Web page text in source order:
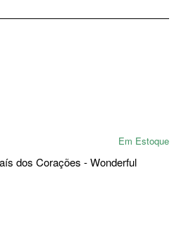
Em Estoque
dos Corações - Wonderful